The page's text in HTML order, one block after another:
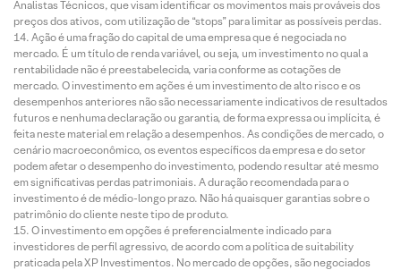
Analistas Técnicos, que visam identificar os movimentos mais prováveis dos
preços dos ativos, com utilização de “stops” para limitar as possíveis perdas.
Ação é uma fração do capital de uma empresa que é negociada no
mercado. É um título de renda variável, ou seja, um investimento no qual a
rentabilidade não é preestabelecida, varia conforme as cotações de
mercado. O investimento em ações é um investimento de alto risco e os
desempenhos anteriores não são necessariamente indicativos de resultados
futuros e nenhuma declaração ou garantia, de forma expressa ou implícita, é
feita neste material em relação a desempenhos. As condições de mercado, o
cenário macroeconômico, os eventos específicos da empresa e do setor
podem afetar o desempenho do investimento, podendo resultar até mesmo
em significativas perdas patrimoniais. A duração recomendada para o
investimento é de médio-longo prazo. Não há quaisquer garantias sobre o
patrimônio do cliente neste tipo de produto.
O investimento em opções é preferencialmente indicado para
investidores de perfil agressivo, de acordo com a política de suitability
praticada pela XP Investimentos. No mercado de opções, são negociados